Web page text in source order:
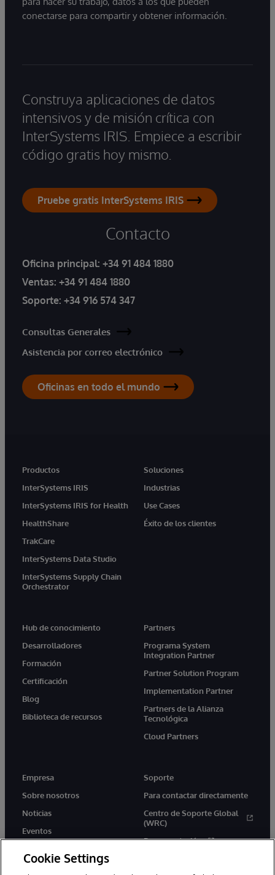
conectarse para compartir y obtener información.
Construya aplicaciones de datos
intensivos y de misión crítica con
InterSystems IRIS. Empiece a escribir
código gratis hoy mismo.
Pruebe gratis InterSystems IRIS
Contacto
Oficina principal: +34 91 484 1880
Ventas: +34 91 484 1880
Soporte: +34 916 574 347
Consultas Generales
Asistencia por correo electrónico
Oficinas en todo el mundo
Productos
InterSystems IRIS
InterSystems IRIS for Health
HealthShare
TrakCare
InterSystems Data Studio
InterSystems Supply Chain
Orchestrator
Soluciones
Industrias
Use Cases
Éxito de los clientes
Hub de conocimiento
Desarrolladores
Formación
Certificación
Blog
Biblioteca de recursos
Partners
Programa System
Integration Partner
Partner Solution Program
Implementation Partner
Partners de la Alianza
Tecnológica
Cloud Partners
Empresa
Sobre nosotros
Noticias
Eventos
Soporte
Para contactar directamente
Centro de Soporte Global
(WRC)
Documentación
Cookie Settings